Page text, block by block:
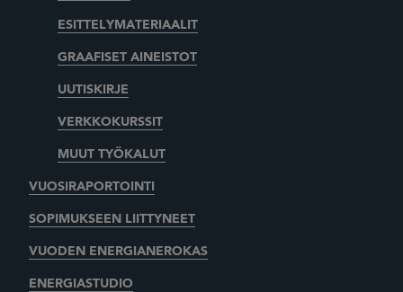
ESITTELYMATERIAALIT
GRAAFISET AINEISTOT
UUTISKIRJE
VERKKOKURSSIT
MUUT TYÖKALUT
VUOSIRAPORTOINTI
SOPIMUKSEEN LIITTYNEET
VUODEN ENERGIANEROKAS
ENERGIASTUDIO